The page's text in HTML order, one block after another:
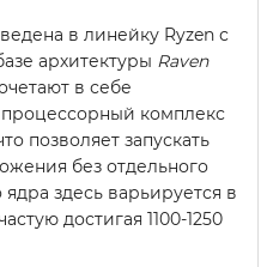
в линейку Ryzen с
архитектуры Raven
в себе
комплекс
позволяет запускать
без отдельного
ядра здесь варьируется в
достигая 1100-1250